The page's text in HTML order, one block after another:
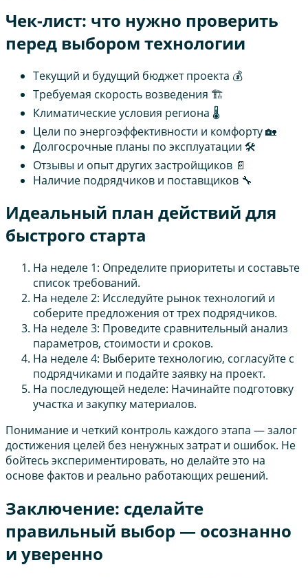
Чек-лист: что нужно проверить
перед выбором технологии
Текущий и будущий бюджет проекта 💰
Требуемая скорость возведения 🏗️
Климатические условия региона 🌡️
Цели по энергоэффективности и комфорту 🏡
Долгосрочные планы по эксплуатации 🛠️
Отзывы и опыт других застройщиков 📄
Наличие подрядчиков и поставщиков 🔧
Идеальный план действий для
быстрого старта
На неделе 1: Определите приоритеты и составьте
список требований.
На неделе 2: Исследуйте рынок технологий и
соберите предложения от трех подрядчиков.
На неделе 3: Проведите сравнительный анализ
параметров, стоимости и сроков.
На неделе 4: Выберите технологию, согласуйте с
подрядчиками и подайте заявку на проект.
На последующей неделе: Начинайте подготовку
участка и закупку материалов.
Понимание и четкий контроль каждого этапа — залог
достижения целей без ненужных затрат и ошибок. Не
бойтесь экспериментировать, но делайте это на
основе фактов и реально работающих решений.
Заключение: сделайте
правильный выбор — осознанно
и уверенно